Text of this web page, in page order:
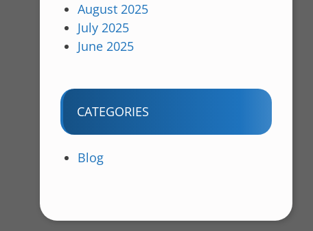
August 2025
July 2025
June 2025
CATEGORIES
Blog